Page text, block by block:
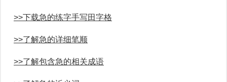
>>下载急的练字手写田字格
>>了解急的详细笔顺
>>了解包含急的相关成语